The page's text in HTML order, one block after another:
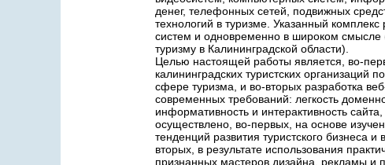
денег, телефонных сетей, подвижных
технологий в туризме. Указанный
систем и одновременно в широком
туризму в Калининградской области).
Целью настоящей работы является, во-
калининградских туристских
сфере туризма, и во-вторых разработка
современных требований: легкость
информативность и интерактивность
осуществлено, во-первых, на основе
тенденций развития туристского бизнеса
вторых, в результате использования
признанных мастеров дизайна, рекламы и